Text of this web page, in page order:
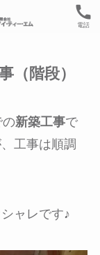
電話
（階段）
新築工事で
工事は順調
ャレです♪